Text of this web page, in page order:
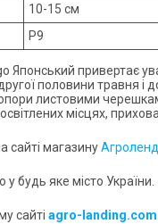
10-15 см
Р9
Японський привертає
половини травня і
листовими
місцях,
сайті магазину
будь яке місто України.
сайті agro-